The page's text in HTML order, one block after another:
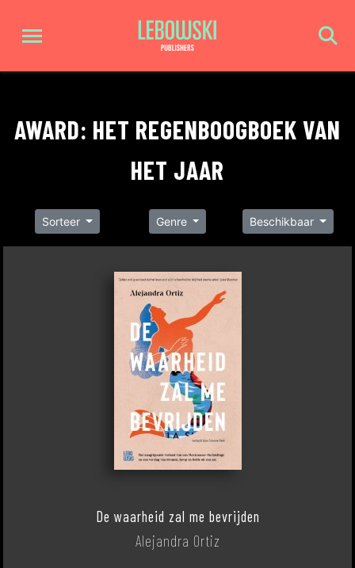
AWARD: HET REGENBOOGBOEK VAN
HET JAAR
Sorteer Genre Beschikbaar
De waarheid zal me bevrijden
Alejandra Ortiz